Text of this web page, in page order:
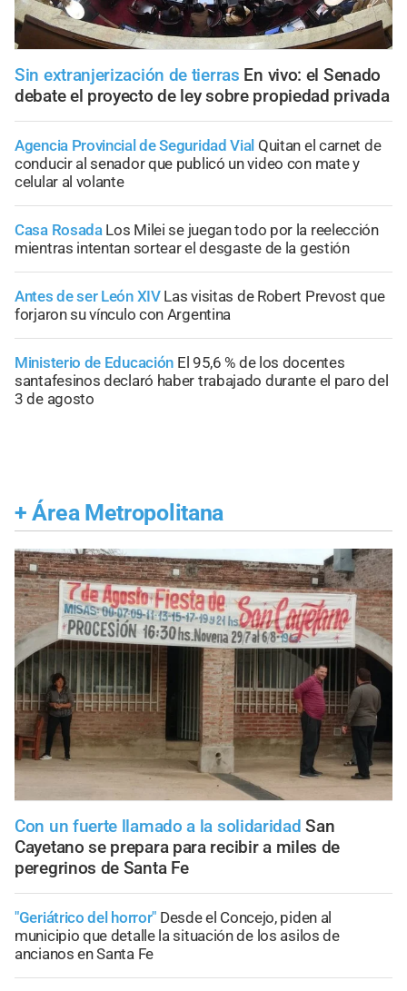
Sin extranjerización de tierras En vivo: el Senado
debate el proyecto de ley sobre propiedad privada
Agencia Provincial de Seguridad Vial Quitan el carnet de
conducir al senador que publicó un video con mate y
celular al volante
Casa Rosada Los Milei se juegan todo por la reelección
mientras intentan sortear el desgaste de la gestión
Antes de ser León XIV Las visitas de Robert Prevost que
forjaron su vínculo con Argentina
Ministerio de Educación El 95,6 % de los docentes
santafesinos declaró haber trabajado durante el paro del
3 de agosto
+ Área Metropolitana
Con un fuerte llamado a la solidaridad San
Cayetano se prepara para recibir a miles de
peregrinos de Santa Fe
"Geriátrico del horror" Desde el Concejo, piden al
municipio que detalle la situación de los asilos de
ancianos en Santa Fe